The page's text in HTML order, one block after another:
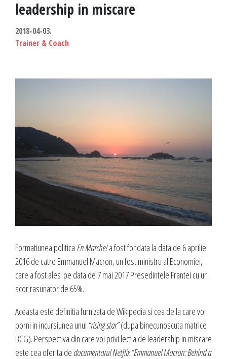
leadership in miscare
2018-04-03.
Trainer & Coach
Formatiunea politica En Marche!a fost fondata la data de 6 aprilie
2016 de catre Emmanuel Macron, un fost ministru al Economiei,
care a fost ales pe data de 7 mai 2017 Presedintele Frantei cu un
scor rasunator de 65%.
Aceasta este definitia furnizata de Wikipedia si cea de la care voi
porni in incursiunea unui “rising star”(dupa binecunoscuta matrice
BCG). Perspectiva din care voi privi lectia de leadership in miscare
este cea oferita de documentarul Netflix “Emmanuel Macron: Behind a